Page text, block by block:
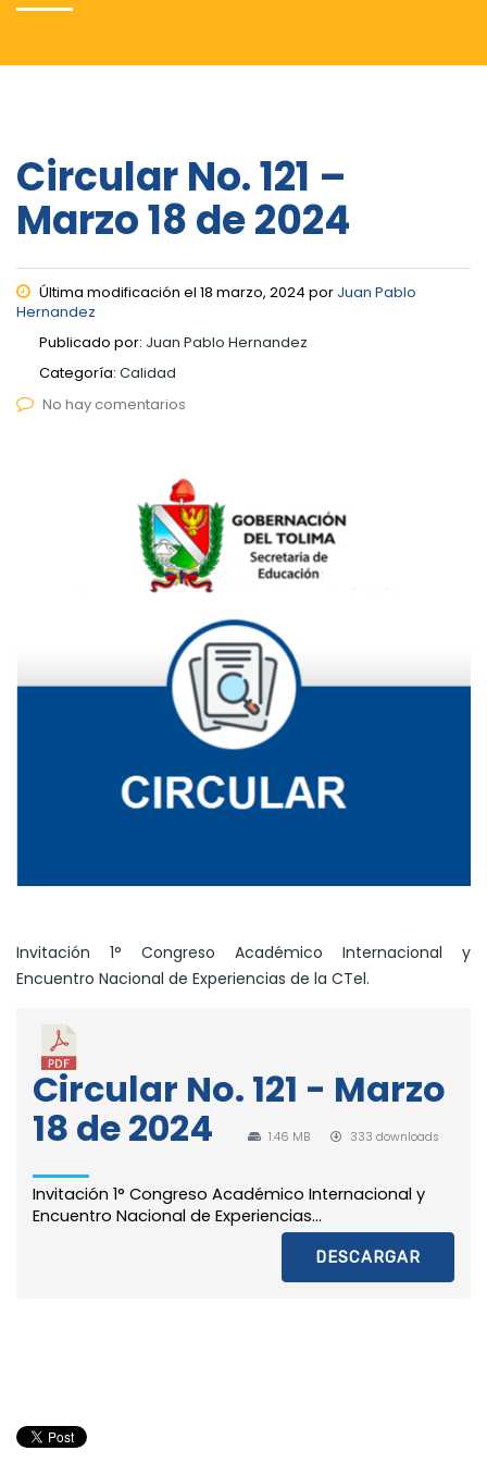
Circular No. 121 –
Marzo 18 de 2024
Última modificación el 18 marzo, 2024 por Juan Pablo
Hernandez
Publicado por: Juan Pablo Hernandez
Categoría: Calidad
No hay comentarios
Invitación 1° Congreso Académico Internacional y
Encuentro Nacional de Experiencias de la CTel.
Circular No. 121 - Marzo
18 de 2024
1.46 MB 333 downloads
Invitación 1° Congreso Académico Internacional y
Encuentro Nacional de Experiencias...
DESCARGAR